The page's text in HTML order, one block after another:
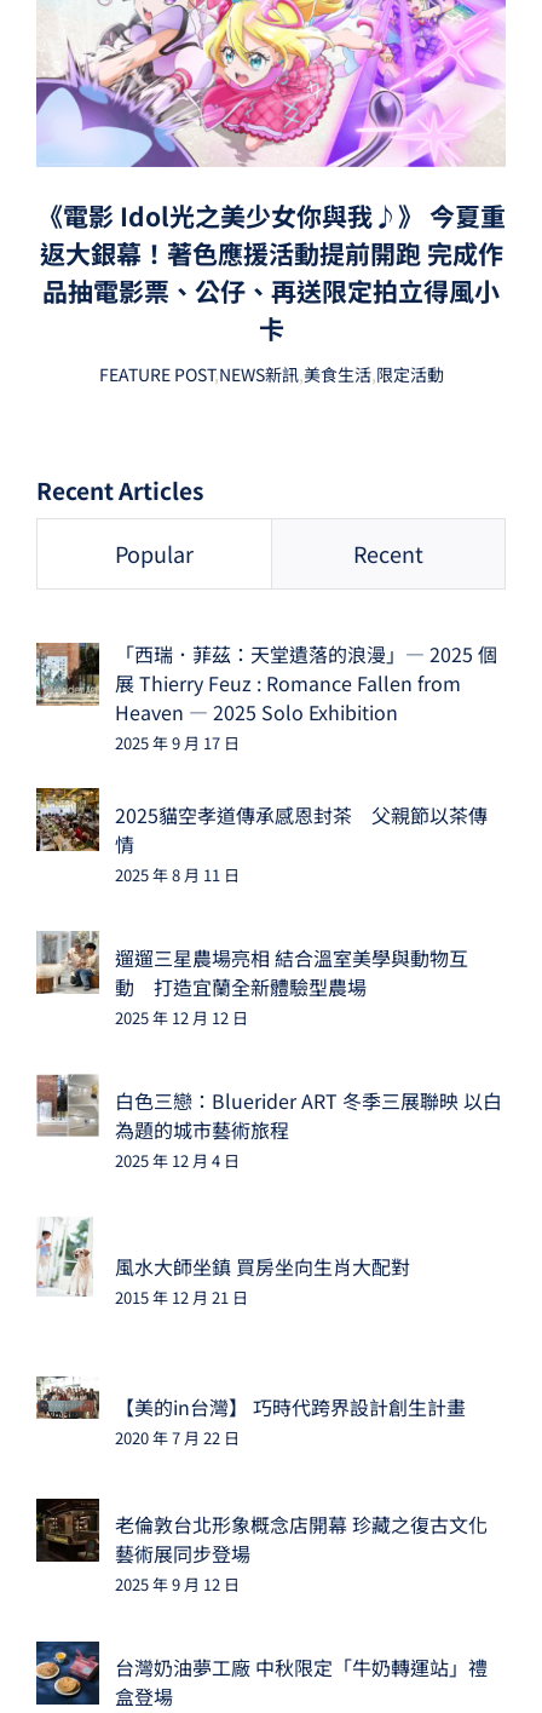
《電影 Idol光之美少女你與我♪》 今夏重
返大銀幕！著色應援活動提前開跑 完成作
品抽電影票、公仔、再送限定拍立得風小
卡
FEATURE POST,NEWS新訊,美食生活,限定活動
Recent Articles
Popular Recent
「西瑞．菲茲：天堂遺落的浪漫」— 2025 個
展 Thierry Feuz : Romance Fallen from
Heaven — 2025 Solo Exhibition
2025 年 9 月 17 日
2025貓空孝道傳承感恩封茶 父親節以茶傳
情
2025 年 8 月 11 日
遛遛三星農場亮相 結合溫室美學與動物互
動 打造宜蘭全新體驗型農場
2025 年 12 月 12 日
白色三戀：Bluerider ART 冬季三展聯映 以白
為題的城市藝術旅程
2025 年 12 月 4 日
風水大師坐鎮 買房坐向生肖大配對
2015 年 12 月 21 日
【美的in台灣】 巧時代跨界設計創生計畫
2020 年 7 月 22 日
老倫敦台北形象概念店開幕 珍藏之復古文化
藝術展同步登場
2025 年 9 月 12 日
台灣奶油夢工廠 中秋限定「牛奶轉運站」禮
盒登場